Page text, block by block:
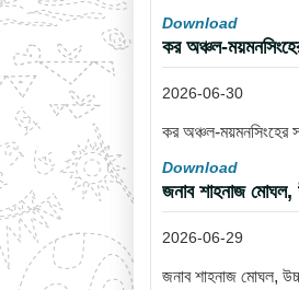
Download
কর অঞ্চল-
2026-06-30
কর অঞ্চল-ময়মনসিংহের
Download
জনাব শাহনাজ মোঘল,
2026-06-29
জনাব শাহনাজ মোঘল,